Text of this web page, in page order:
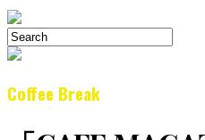
Coffee Break